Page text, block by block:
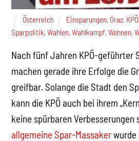
Österreich Einsparungen, Graz, KPÖ
Sparpolitik,Wahlen,Wahlkampf,Wohnen,
Nach fünf Jahren KPÖ-geführter
machen gerade ihre Erfolge die
greifbar. Solange die Stadt den
kann die KPÖ auch bei ihrem
keine spürbaren Verbesserungen
allgemeine Spar-Massakerwurde